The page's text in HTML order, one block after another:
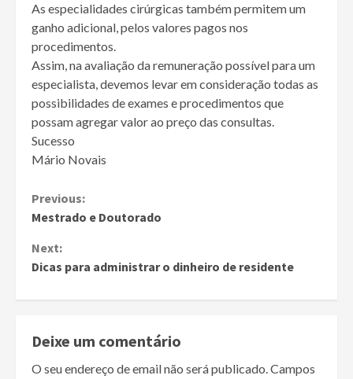
As especialidades cirúrgicas também permitem um
ganho adicional, pelos valores pagos nos
procedimentos.
Assim, na avaliação da remuneração possível para um
especialista, devemos levar em consideração todas as
possibilidades de exames e procedimentos que
possam agregar valor ao preço das consultas.
Sucesso
Mário Novais
Continue
Previous:
Mestrado e Doutorado
Next:
Dicas para administrar o dinheiro de residente
Deixe um comentário
O seu endereço de email não será publicado.Campos